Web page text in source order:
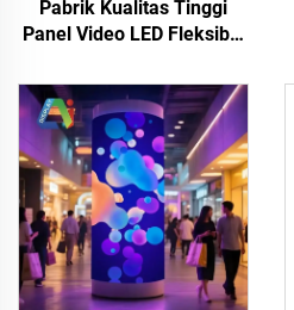
Pabrik Kualitas Tinggi
Panel Video LED Fleksibel
Lembut Tahan Air Warna
Penuh P4 Luar Ruangan
Layar Silinder Raksasa